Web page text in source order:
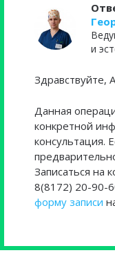
и
Здравствуйте,
Данная
конкретной
консультация.
Записаться на
8(8172) 20-90-
форму записи